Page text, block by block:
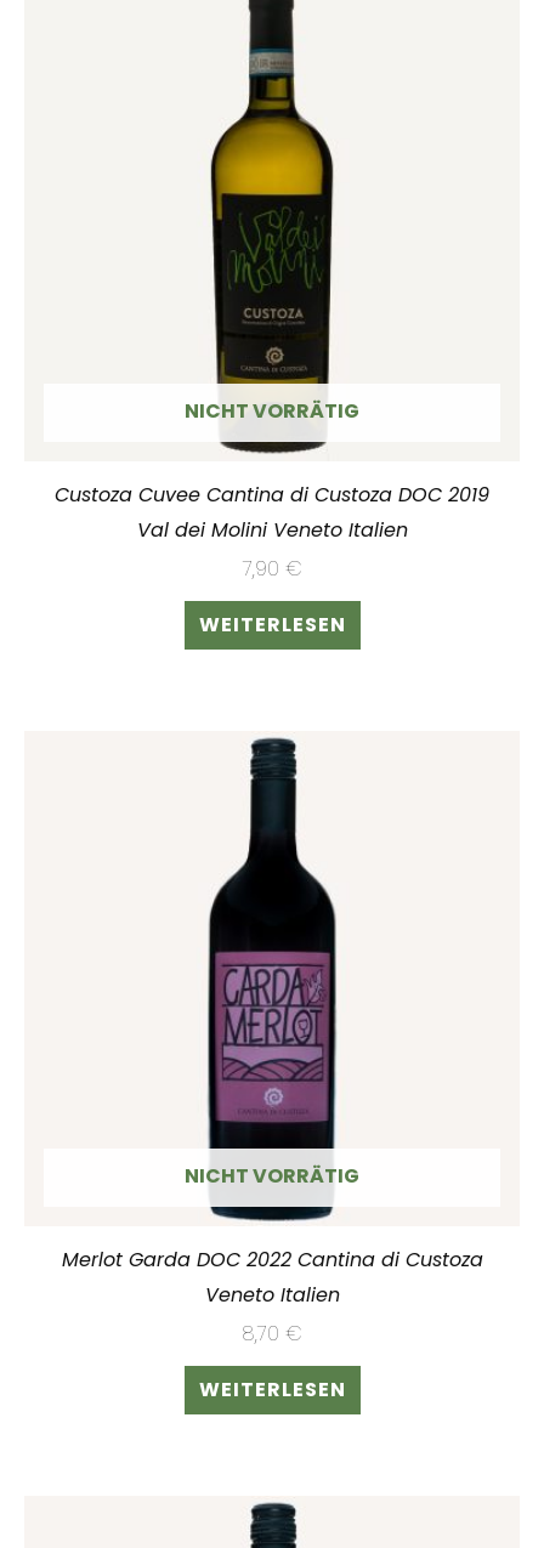
NICHT VORRÄTIG
Custoza Cuvee Cantina di Custoza DOC 2019
Val dei Molini Veneto Italien
7,90 €
WEITERLESEN
NICHT VORRÄTIG
Merlot Garda DOC 2022 Cantina di Custoza
Veneto Italien
8,70 €
WEITERLESEN